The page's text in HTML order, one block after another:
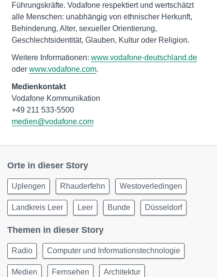
Führungskräfte. Vodafone respektiert und wertschätzt
alle Menschen: unabhängig von ethnischer Herkunft,
Behinderung, Alter, sexueller Orientierung,
Geschlechtsidentität, Glauben, Kultur oder Religion.
Weitere Informationen: www.vodafone-deutschland.de
oder www.vodafone.com.
Medienkontakt
Vodafone Kommunikation
medien@vodafone.com
Orte in dieser Story
Uplengen Rhauderfehn Westoverledingen
Landkreis Leer Leer Bunde Düsseldorf
Themen in dieser Story
Radio Computer und Informationstechnologie
Medien Fernsehen Architektur